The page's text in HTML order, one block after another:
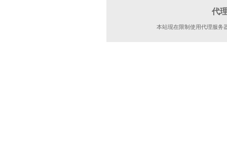
代
本站现在限制使用代理服务